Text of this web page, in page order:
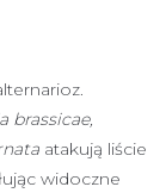
brassicae,
atakują liście
widoczne